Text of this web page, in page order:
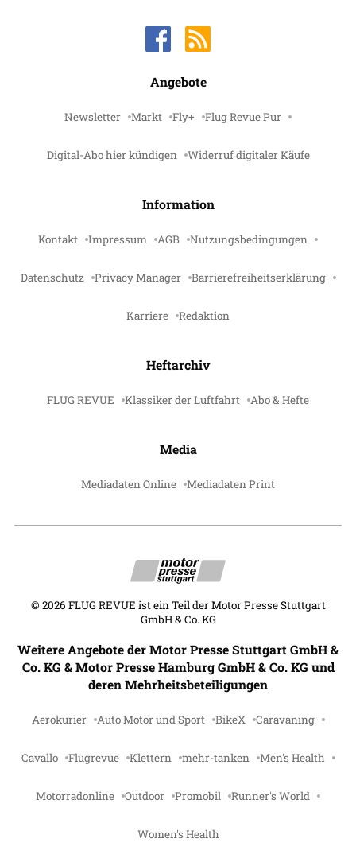
Angebote
Newsletter Markt Fly+ Flug Revue Pur
Digital-Abo hier kündigen Widerruf digitaler Käufe
Information
Kontakt Impressum AGB Nutzungsbedingungen
Datenschutz Privacy Manager Barrierefreiheitserklärung
Karriere Redaktion
Heftarchiv
FLUG REVUE Klassiker der Luftfahrt Abo & Hefte
Media
Mediadaten Online Mediadaten Print
© 2026 FLUG REVUE ist ein Teil der Motor Presse Stuttgart
GmbH & Co. KG
Weitere Angebote der Motor Presse Stuttgart GmbH &
Co. KG & Motor Presse Hamburg GmbH & Co. KG und
deren Mehrheitsbeteiligungen
Aerokurier Auto Motor und Sport BikeX Caravaning
Cavallo Flugrevue Klettern mehr-tanken Men's Health
Motorradonline Outdoor Promobil Runner's World
Women's Health